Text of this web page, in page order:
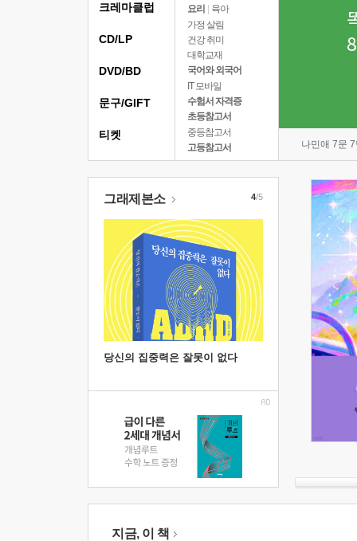
요리
육아
가정 살림
건강 취미
대학교재
국어와 외국어
IT 모바일
수험서 자격증
초등참고서
중등참고서
고등참고서
나민애 7문
크레마클럽
CD/LP
DVD/BD
문구/GIFT
티켓
그래제본소
당신의 집중력은 잘못이 없다
4/5
지금, 이 책